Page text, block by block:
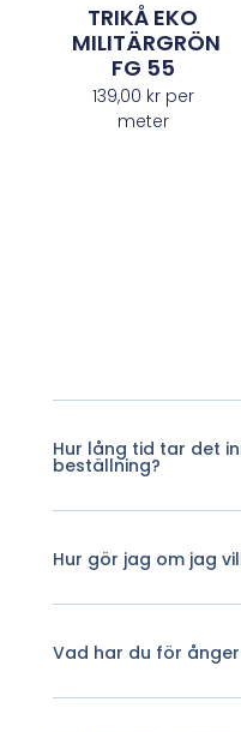
TRIKÅ EKO
MILITÄRGRÖN
FG 55
139,00 krper
meter
Hur lång tid tar det
beställning?
Hur gör jag om jag
Vad har du för